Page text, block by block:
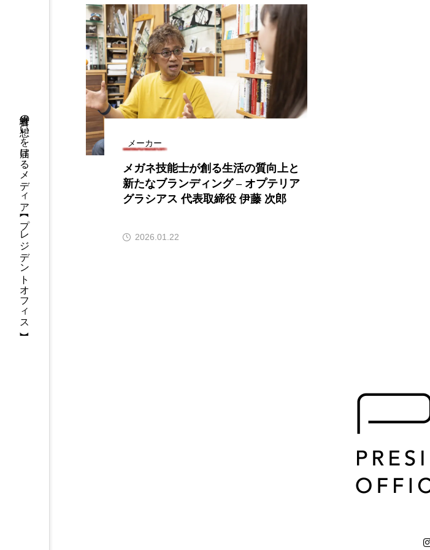
経営者の想いを届けるメディア 【 プレジデントオフィス 】 メーカー
メガネ技能士が創る生活の質向上と
新たなブランディング – オプテリア
グラシアス 代表取締役 伊藤 次郎
2026.01.22